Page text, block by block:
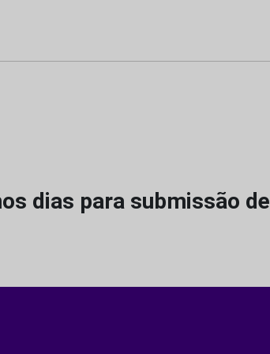
dias para submissão de